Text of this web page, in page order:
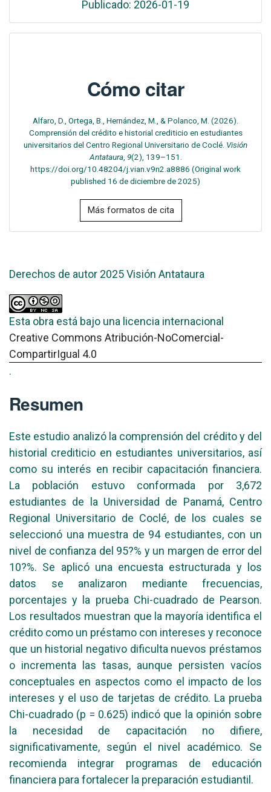
Publicado: 2026-01-19
Cómo citar
Alfaro, D., Ortega, B., Hernández, M., & Polanco, M. (2026).
Comprensión del crédito e historial crediticio en estudiantes
universitarios del Centro Regional Universitario de Coclé. Visión
Antataura, 9(2), 139–151.
https://doi.org/10.48204/j.vian.v9n2.a8886 (Original work
published 16 de diciembre de 2025)
Más formatos de cita
Derechos de autor 2025 Visión Antataura
Esta obra está bajo una licencia internacional
Creative Commons Atribución-NoComercial-
CompartirIgual 4.0
.
Resumen
Este estudio analizó la comprensión del crédito y del
historial crediticio en estudiantes universitarios, así
como su interés en recibir capacitación financiera.
La población estuvo conformada por 3,672
estudiantes de la Universidad de Panamá, Centro
Regional Universitario de Coclé, de los cuales se
seleccionó una muestra de 94 estudiantes, con un
nivel de confianza del 95?% y un margen de error del
10?%. Se aplicó una encuesta estructurada y los
datos se analizaron mediante frecuencias,
porcentajes y la prueba Chi-cuadrado de Pearson.
Los resultados muestran que la mayoría identifica el
crédito como un préstamo con intereses y reconoce
que un historial negativo dificulta nuevos préstamos
o incrementa las tasas, aunque persisten vacíos
conceptuales en aspectos como el impacto de los
intereses y el uso de tarjetas de crédito. La prueba
Chi-cuadrado (p = 0.625) indicó que la opinión sobre
la necesidad de capacitación no difiere,
significativamente, según el nivel académico. Se
recomienda integrar programas de educación
financiera para fortalecer la preparación estudiantil.